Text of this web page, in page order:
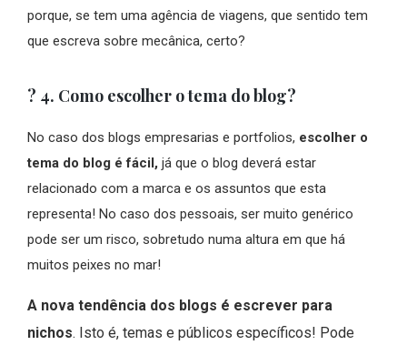
porque, se tem uma agência de viagens, que sentido tem
que escreva sobre mecânica, certo?
? 4. Como escolher o tema do blog?
No caso dos blogs empresarias e portfolios, escolher o
tema do blog é fácil, já que o blog deverá estar
relacionado com a marca e os assuntos que esta
representa! No caso dos pessoais, ser muito genérico
pode ser um risco, sobretudo numa altura em que há
muitos peixes no mar!
A nova tendência dos blogs é escrever para
nichos. Isto é, temas e públicos específicos! Pode